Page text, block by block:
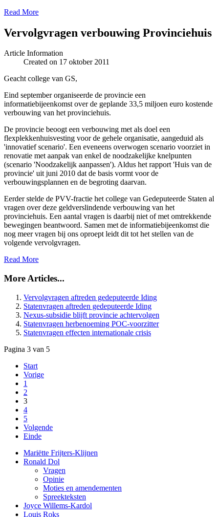
Read More
Vervolgvragen verbouwing Provinciehuis
Article Information
Created on 17 oktober 2011
Geacht college van GS,
Eind september organiseerde de provincie een
informatiebijeenkomst over de geplande 33,5 miljoen euro kostende
verbouwing van het provinciehuis.
De provincie beoogt een verbouwing met als doel een
flexplekkenhuisvesting voor de gehele organisatie, aangeduid als
'innovatief scenario'. Een eveneens overwogen scenario voorziet in
renovatie met aanpak van enkel de noodzakelijke knelpunten
(scenario 'Noodzakelijk aanpassen'). Aldus het rapport 'Huis van de
provincie' uit juni 2010 dat de basis vormt voor de
verbouwingsplannen en de begroting daarvan.
Eerder stelde de PVV-fractie het college van Gedeputeerde Staten al
vragen over deze geldverslindende verbouwing van het
provinciehuis. Een aantal vragen is daarbij niet of met omtrekkende
bewegingen beantwoord. Samen met de informatiebijeenkomst die
nog meer vragen bij ons oproept leidt dit tot het stellen van de
volgende vervolgvragen.
Read More
More Articles...
Vervolgvragen aftreden gedeputeerde Iding
Statenvragen aftreden gedeputeerde Iding
Nexus-subsidie blijft provincie achtervolgen
Statenvragen herbenoeming POC-voorzitter
Statenvragen effecten internationale crisis
Pagina 3 van 5
Start
Vorige
1
2
3
4
5
Volgende
Einde
Mariëtte Frijters-Klijnen
Ronald Dol
Vragen
Opinie
Moties en amendementen
Spreekteksten
Joyce Willems-Kardol
Louis Roks